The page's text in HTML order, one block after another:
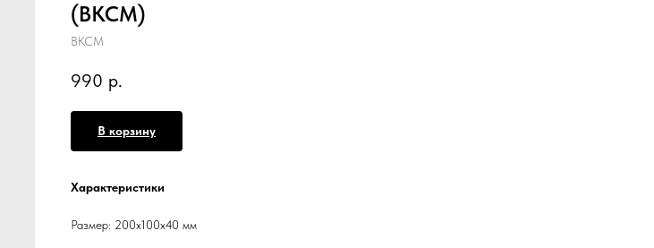
(ВКСМ)
ВКСМ
990 р.
В корзину
Характеристики
Размер: 200x100x40 мм